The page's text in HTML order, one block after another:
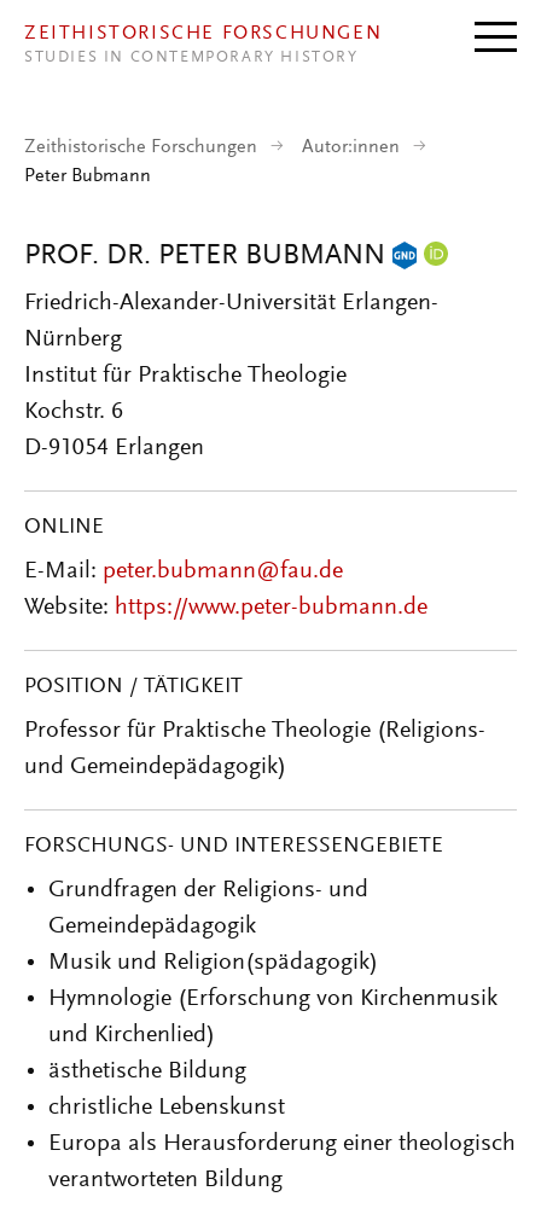
ZEITHISTORISCHE FORSCHUNGEN
STUDIES IN CONTEMPORARY HISTORY
Zeithistorische Forschungen
Autor:innen
Peter Bubmann
PROF. DR. PETER BUBMANN
Friedrich-Alexander-Universität Erlangen-
Nürnberg
Institut für Praktische Theologie
Kochstr. 6
D-91054 Erlangen
ONLINE
E-Mail: peter.bubmann@fau.de
Website: https://www.peter-bubmann.de
POSITION / TÄTIGKEIT
Professor für Praktische Theologie (Religions-
und Gemeindepädagogik)
FORSCHUNGS- UND INTERESSENGEBIETE
Grundfragen der Religions- und
Gemeindepädagogik
Musik und Religion(spädagogik)
Hymnologie (Erforschung von Kirchenmusik
und Kirchenlied)
ästhetische Bildung
christliche Lebenskunst
Europa als Herausforderung einer theologisch
verantworteten Bildung